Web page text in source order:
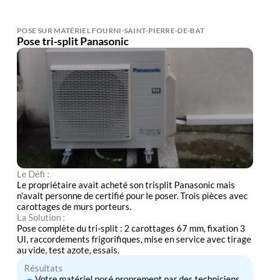
POSE SUR MATÉRIEL FOURNI SAINT-PIERRE-DE-BAT
Pose tri-split Panasonic
Le Défi :
Le propriétaire avait acheté son trisplit Panasonic mais
n'avait personne de certifié pour le poser. Trois pièces avec
carottages de murs porteurs.
La Solution :
Pose complète du tri-split : 2 carottages 67 mm, fixation 3
UI, raccordements frigorifiques, mise en service avec tirage
au vide, test azote, essais.
Résultats